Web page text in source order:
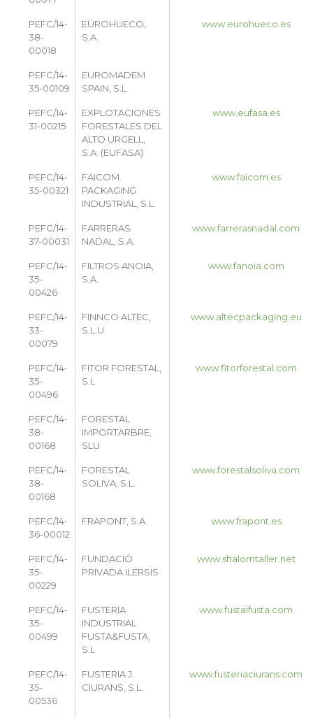
PEFC/14-
38-
00018
EUROHUECO,
S.A.
www.eurohueco.es
PEFC/14-
35-00109
EUROMADEM
SPAIN, S.L.
PEFC/14-
31-00215
EXPLOTACIONES
FORESTALES DEL
ALTO URGELL,
S.A. (EUFASA)
www.eufasa.es
PEFC/14-
35-00321
FAICOM
PACKAGING
INDUSTRIAL, S.L.
www.faicom.es
PEFC/14-
37-00031
FARRERAS
NADAL, S.A.
www.farrerasnadal.com
PEFC/14-
35-
00426
FILTROS ANOIA,
S.A.
www.fanoia.com
PEFC/14-
33-
00079
FINNCO ALTEC,
S.L.U.
www.altecpackaging.eu
PEFC/14-
35-
00496
FITOR FORESTAL,
S.L
www.fitorforestal.com
PEFC/14-
38-
00168
FORESTAL
IMPORTARBRE,
SLU
PEFC/14-
38-
00168
FORESTAL
SOLIVA, S.L.
www.forestalsoliva.com
PEFC/14-
36-00012
FRAPONT, S.A. www.frapont.es
PEFC/14-
35-
00229
FUNDACIÓ
PRIVADA ILERSIS
www.shalomtaller.net
PEFC/14-
35-
00499
FUSTERIA
INDUSTRIAL
FUSTA&FUSTA,
S.L
www.fustaifusta.com
PEFC/14-
35-
00536
FUSTERIA J.
CIURANS, S.L.
www.fusteriaciurans.com